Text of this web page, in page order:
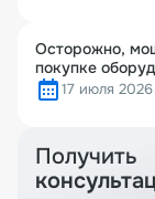
Осторожно,
покупке
17 июля 2026
Получить